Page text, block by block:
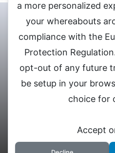
チャットレディ登録申込
会・解約・移籍の申請
式サイ
DXLIVEのチャットレ
a more personalized
your whereabouts
compliance with the
Protection
opt-out of any future
be setup in your
choice for
Accept